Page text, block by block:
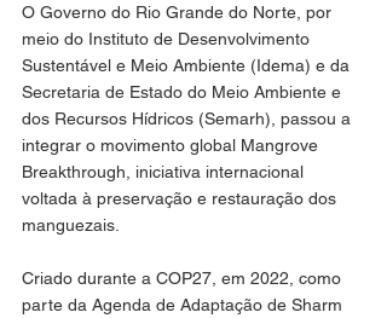
O Governo do Rio Grande do Norte, por
meio do Instituto de Desenvolvimento
Sustentável e Meio Ambiente (Idema) e da
Secretaria de Estado do Meio Ambiente e
dos Recursos Hídricos (Semarh), passou a
integrar o movimento global Mangrove
Breakthrough, iniciativa internacional
voltada à preservação e restauração dos
manguezais.
Criado durante a COP27, em 2022, como
parte da Agenda de Adaptação de Sharm